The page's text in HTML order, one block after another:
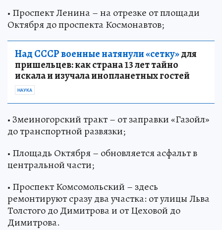
• Проспект Ленина – на отрезке от площади
Октября до проспекта Космонавтов;
Над СССР военные натянули «сетку»для
пришельцев: как страна 13 лет тайно
искала и изучала инопланетных гостей
НАУКА
• Змеиногорский тракт – от заправки «Газойл»
до транспортной развязки;
• Площадь Октября – обновляется асфальт в
центральной части;
• Проспект Комсомольский – здесь
ремонтируют сразу два участка: от улицы Льва
Толстого до Димитрова и от Цеховой до
Димитрова.